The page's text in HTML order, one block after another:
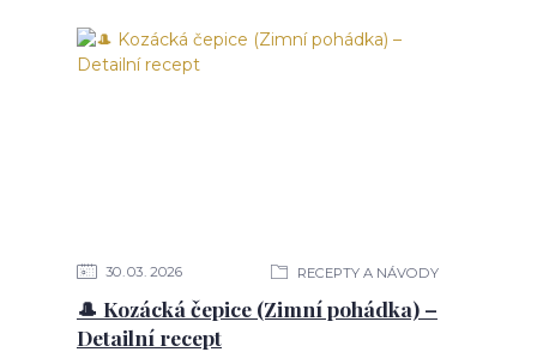
30 03 2026 RECEPTY A NÁVODY
🎩 Kozácká čepice (Zimní pohádka) –
Detailní recept